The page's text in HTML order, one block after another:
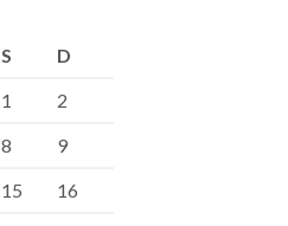
S
D
1
2
8
9
15
16